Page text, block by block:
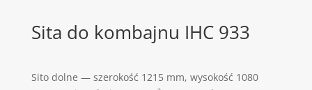
Sita do kombajnu IHC 933
Sito dolne — szerokość 1215 mm, wysokość 1080